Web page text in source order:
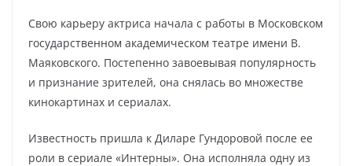
Свою карьеру актриса начала с работы в Московском
государственном академическом театре имени В.
Маяковского. Постепенно завоевывая популярность
и признание зрителей, она снялась во множестве
кинокартинах и сериалах.
Известность пришла к Диларе Гундоровой после ее
роли в сериале «Интерны». Она исполняла одну из